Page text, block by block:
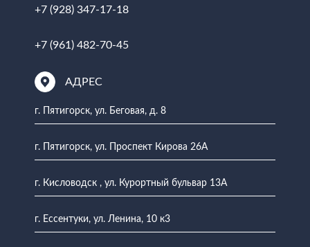
+7 (928) 347-17-18
+7 (961) 482-70-45
АДРЕС
г. Пятигорск, ул. Беговая, д. 8
г. Пятигорск, ул. Проспект Кирова 26А
г. Кисловодск , ул. Курортный бульвар 13А
г. Ессентуки, ул. Ленина, 10 к3